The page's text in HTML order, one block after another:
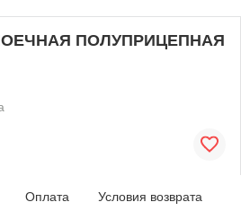
ПОЛУПРИЦЕПНАЯ
Оплата Условия возврата